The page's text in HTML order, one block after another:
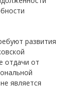
развития
отдачи от
является